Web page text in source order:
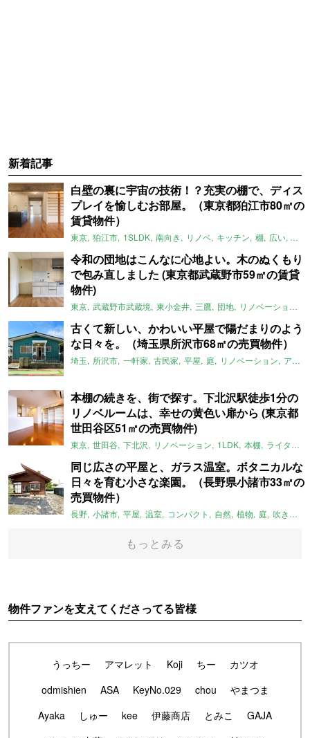
新着記事
白壁の裏に宇宙の技術！？充実の棚で、ディス
プレイを愉しむお部屋。（東京都狛江市80㎡の
賃貸物件）
東京 狛江市 1SLDK 南向き リノベ キッチン 棚 広い ガイ
令和の団地はこんなに心地よい。木のぬくもり
で包み直しました (東京都武蔵野市59㎡の賃貸
物件)
東京 武蔵野市武蔵境 東小金井 三鷹 団地 リノベーション
古くて新しい、かわいい平屋で陽だまりのよう
な日々を。（埼玉県所沢市68㎡の売買物件）
埼玉 所沢市 一軒家 古民家 平屋 庭 リノベーション アメリカンハウス
本棚の続きを、街で探す。下北沢駅徒歩1分の
リノベルームは、幸せの黄色い扉から (東京都
世田谷区51㎡の売買物件)
東京 世田谷 下北沢 リノベーション 1LDK 本棚 ライター：ほしりょうこ
同じ広さの平屋と、ガラス温室。ボタニカルな
日々を育む小さな楽園。（長野県小諸市33㎡の
売買物件）
長野 小諸市 平屋 温室 コンパクト 自然 植物 庭 吹き抜け
もっとみる
物件ファンを支えてくださってる皆様
うっちー アマレット Koji ちー
カツオ
odmishien
ASA KeyNo.029 chou
やまつま
Ayaka
しゅー kee 伊藤商店 とみこ
GAJA